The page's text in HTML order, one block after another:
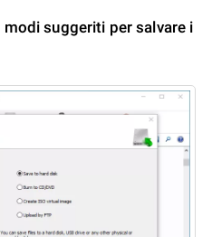
modi suggeriti per salvare i